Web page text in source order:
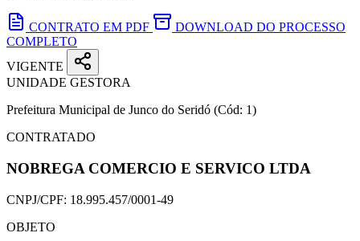
CONTRATO EM PDF
DOWNLOAD DO PROCESSO
COMPLETO
VIGENTE
UNIDADE GESTORA
Prefeitura Municipal de Junco do Seridó (Cód: 1)
CONTRATADO
NOBREGA COMERCIO E SERVICO LTDA
CNPJ/CPF: 18.995.457/0001-49
OBJETO